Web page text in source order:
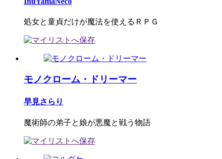
処女と童貞だけが魔法を使えるＲＰＧ
モノクローム・ドリーマー
早見さらり
魔術師の弟子と娘が悪魔と戦う物語